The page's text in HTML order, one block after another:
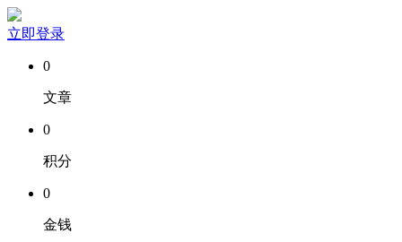
立即登录
0
文章
0
积分
0
金钱